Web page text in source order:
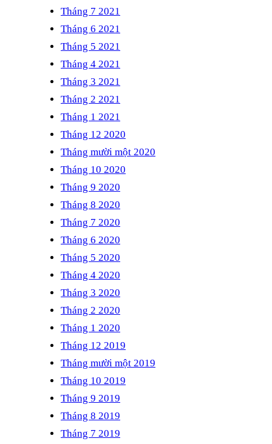
Tháng 7 2021
Tháng 6 2021
Tháng 5 2021
Tháng 4 2021
Tháng 3 2021
Tháng 2 2021
Tháng 1 2021
Tháng 12 2020
Tháng mười một 2020
Tháng 10 2020
Tháng 9 2020
Tháng 8 2020
Tháng 7 2020
Tháng 6 2020
Tháng 5 2020
Tháng 4 2020
Tháng 3 2020
Tháng 2 2020
Tháng 1 2020
Tháng 12 2019
Tháng mười một 2019
Tháng 10 2019
Tháng 9 2019
Tháng 8 2019
Tháng 7 2019